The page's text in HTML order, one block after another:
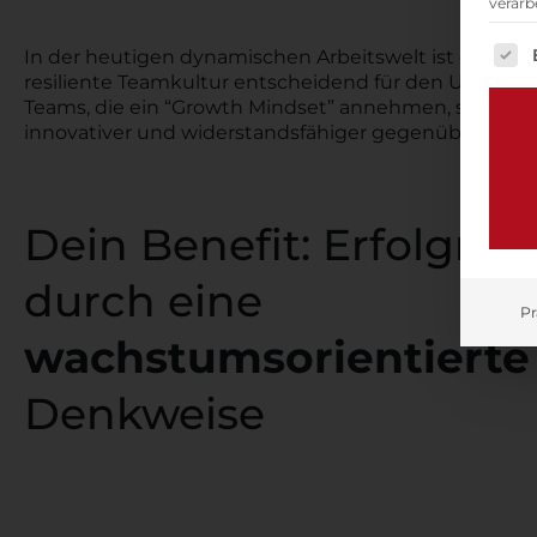
In der heutigen dynamischen Arbeitswelt ist eine
resiliente Teamkultur entscheidend für den
Teams, die ein “Growth Mindset” annehmen, sind
innovativer und widerstandsfähiger gegenüber
Dein Benefit:
durch eine
wachstumsorientierte
Denkweise
Es